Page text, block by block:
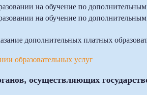
на обучение по
на обучение по
дополнительных платных
образовательных услуг
осуществляющих